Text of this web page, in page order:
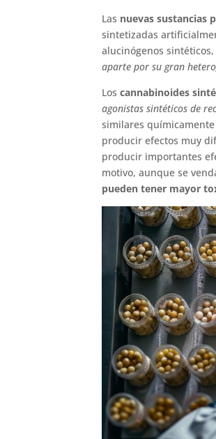
Las nuevas sustancias
sintetizadas
alucinógenos
aparte por su gran
Loscannabinoides
agonistas sintéticos de
similares
producir efectos muy
producir importantes
motivo, aunque se
pueden tener mayor